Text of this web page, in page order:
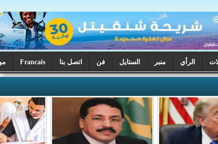
الستايل فن اتصل بنا Francais موريتانيا اليوم